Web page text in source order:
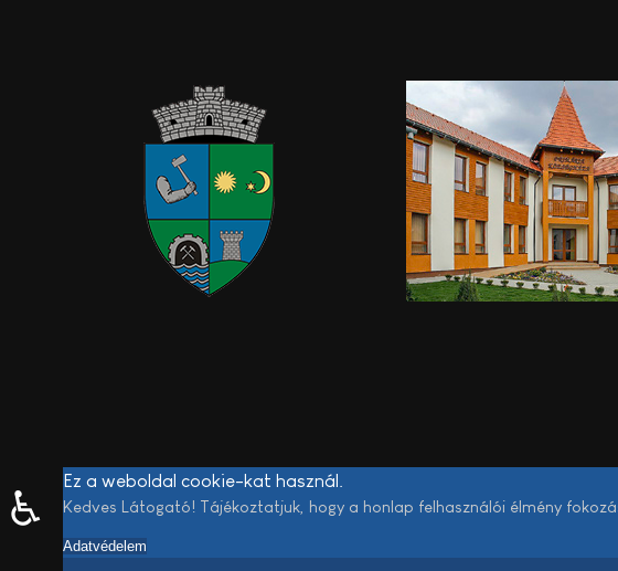
Ez a weboldal cookie-kat használ.
Kedves Látogató! Tájékoztatjuk, hogy a honlap felhasználói élmény
Adatvédelem